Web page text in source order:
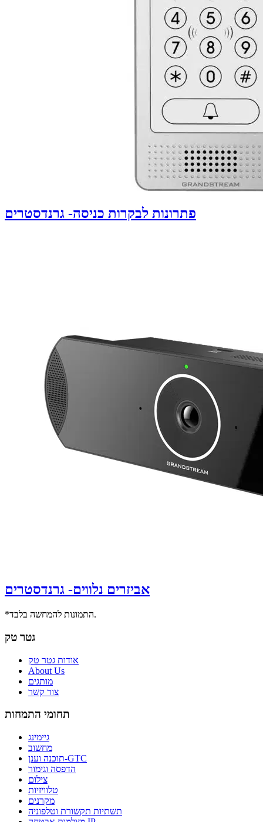
פתרונות לבקרות כניסה- גרנדסטרים
אביזרים נלווים- גרנדסטרים
*התמונות להמחשה בלבד.
גטר טק
אודות גטר טק
About Us
מותגים
צור קשר
תחומי התמחות
גיימינג
מחשוב
תוכנה וענן-GTC
הדפסה וגימור
צילום
טלוויזיות
מקרנים
תשתיות תקשורת וטלפוניה